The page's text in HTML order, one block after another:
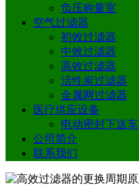
负压称量室
空气过滤器
初效过滤器
中效过滤器
高效过滤器
活性炭过滤器
金属网过滤器
医疗供应设备
电动密封下送车
公司简介
联系我们